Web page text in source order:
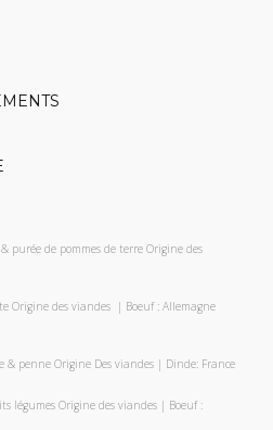
purée de pommes de terre Origine des
Origine des viandes | Boeuf : Allemagne
& penne Origine Des viandes | Dinde: France
légumes Origine des viandes | Boeuf :